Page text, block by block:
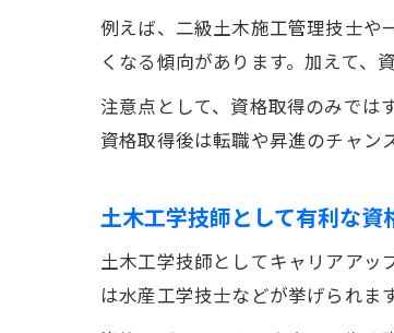
例えば、二級土木施工管理技士や
くなる傾向があります。加えて、
注意点として、資格取得のみでは
資格取得後は転職や昇進のチャン
土木工学技師として有利な資
土木工学技師としてキャリアアッ
は水産工学技士などが挙げられま